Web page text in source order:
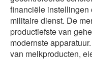
financiële instellingen
militaire dienst. De
productiefste van
modernste
van melkproducten,